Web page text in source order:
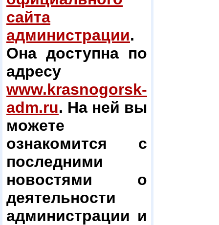
сайта
администрации.
Она доступна по
адресу
www.krasnogorsk-
adm.ru. На ней вы
можете
ознакомится с
последними
новостями о
деятельности
администрации и